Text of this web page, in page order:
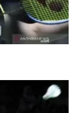
boyong dua